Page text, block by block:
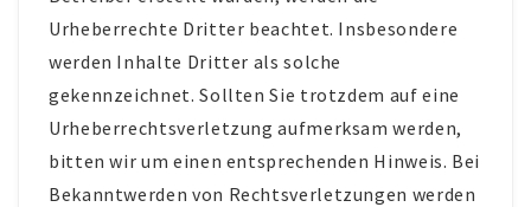
Urheberrechte Dritter beachtet. Insbesondere
werden Inhalte Dritter als solche
gekennzeichnet. Sollten Sie trotzdem auf eine
Urheberrechtsverletzung aufmerksam werden,
bitten wir um einen entsprechenden Hinweis. Bei
Bekanntwerden von Rechtsverletzungen werden